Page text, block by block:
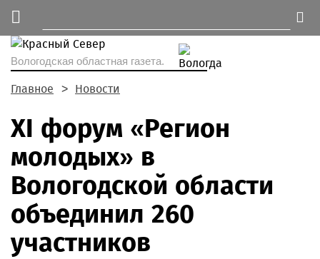
Вологодская областная газета.
Главное Новости
XI форум «Регион
молодых» в
Вологодской области
объединил 260
участников